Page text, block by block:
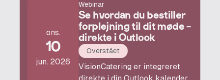
Central direkte i Power BI.
ons.
10
jun. 2026
Webinar
Se hvordan du bestiller
forplejning til dit møde -
direkte i Outlook
Overstået
VisionCatering er integreret
direkte i din Outlook kalender